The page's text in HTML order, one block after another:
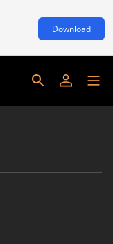
Download